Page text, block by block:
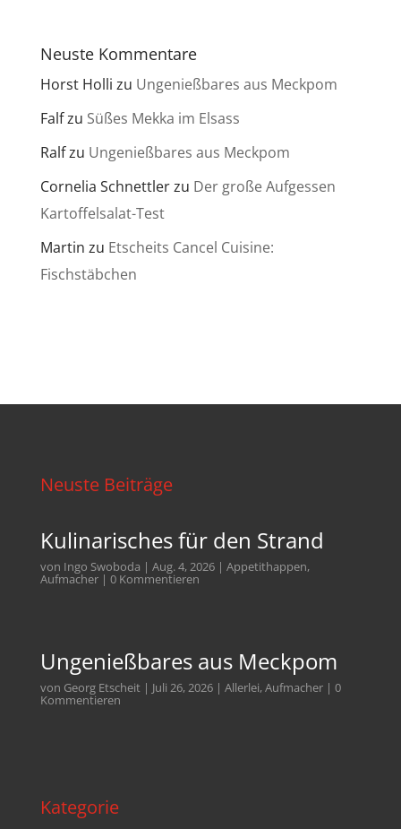
Neuste Kommentare
Horst Holli zu Ungenießbares aus Meckpom
Falfzu Süßes Mekka im Elsass
Ralfzu Ungenießbares aus Meckpom
Cornelia Schnettlerzu Der große Aufgessen
Kartoffelsalat-Test
Martin zu Etscheits Cancel Cuisine:
Fischstäbchen
Neuste Beiträge
Kulinarisches für den Strand
von Ingo Swoboda | Aug. 4, 2026| Appetithappen,
Aufmacher| 0 Kommentieren
Ungenießbares aus Meckpom
von Georg Etscheit| Juli 26, 2026| Allerlei,Aufmacher| 0
Kommentieren
Kategorie